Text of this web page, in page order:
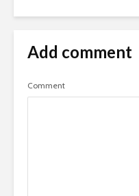
Add comment
Comment